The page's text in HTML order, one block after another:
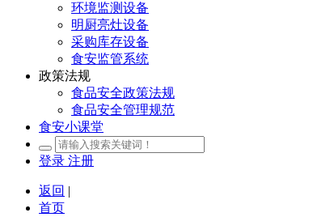
环境监测设备
明厨亮灶设备
采购库存设备
食安监管系统
政策法规
食品安全政策法规
食品安全管理规范
食安小课堂
登录 注册
返回 |
首页